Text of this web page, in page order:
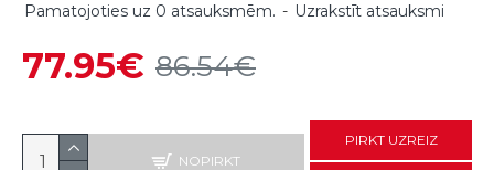
Pamatojoties uz 0 atsauksmēm. - Uzrakstīt atsauksmi
77.95€ 86.54€
NOPIRKT
PIRKT UZREIZ